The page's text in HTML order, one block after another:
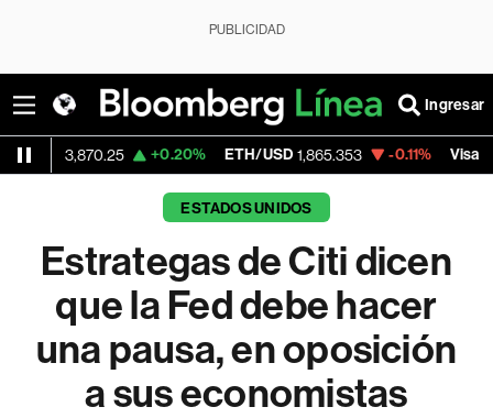
PUBLICIDAD
Ingresar
+0.20% ETH/USD 1,865.353 -0.11% Visa 368.41
ESTADOS UNIDOS
Estrategas de Citi dicen
que la Fed debe hacer
una pausa, en oposición
a sus economistas